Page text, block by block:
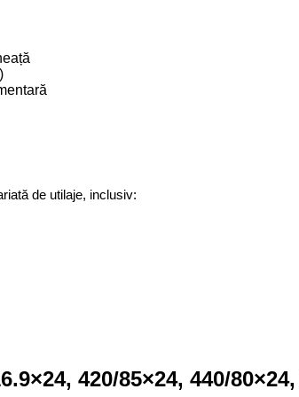
de utilaje, inclusiv:
420/85×24, 440/80×24,